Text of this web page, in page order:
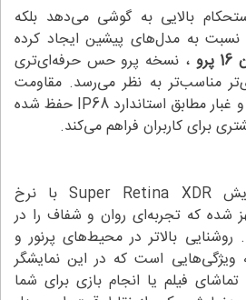
بالایی به گوشی می‌دهد بلکه
به مدل‌های پیشین ایجاد کرده
، نسخه پرو حس حرفه‌ای‌تری
مناسب‌تر به نظر می‌رسد. مقاومت
دستگاه در برابر آب و گرد و غبار مطابق استاندارد IP68 حفظ شده
برای کاربران فراهم می‌کند.
این مدل به صفحه‌نمایش Super Retina XDR با نرخ
هرتز مجهز شده که تجربه‌ای روان و شفاف را در
بالاتر در محیط‌های پرنور و
است که در این نمایشگر
فیلم یا انجام بازی برای شما